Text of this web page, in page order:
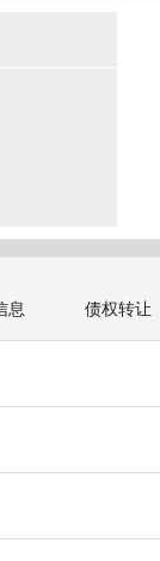
息 债权转让